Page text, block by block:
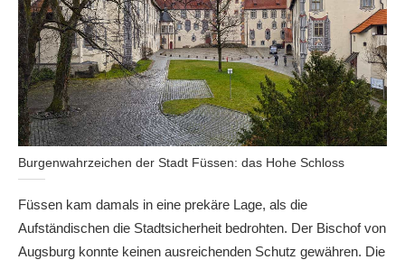
Burgenwahrzeichen der Stadt Füssen: das Hohe Schloss
Füssen kam damals in eine prekäre Lage, als die
Aufständischen die Stadtsicherheit bedrohten. Der Bischof von
Augsburg konnte keinen ausreichenden Schutz gewähren. Die